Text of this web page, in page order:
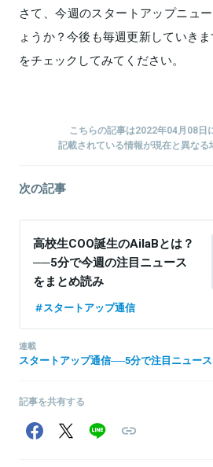
さて、今週のスタートアップニュ
ょうか？今後も毎週更新していき
をチェックしてみてください。
こちらの記事は2022年04月08日
記載されている情報が現在と異なる
次の記事
高校生COO誕生のAilaBとは？
──5分で今週の注目ニュース
をまとめ読み
スタートアップ通信
連載
スタートアップ通信──5分で注目ニュー
記事を共有する